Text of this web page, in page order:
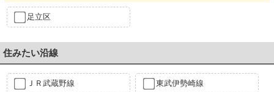
足立区
住みたい沿線
ＪＲ武蔵野線 東武伊勢崎線